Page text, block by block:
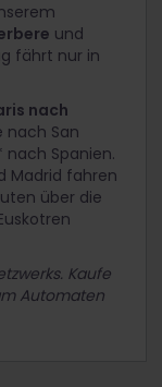
und
fährt nur in
nach
nach San
nach Spanien.
Madrid fahren
über die
Kaufe
Automaten